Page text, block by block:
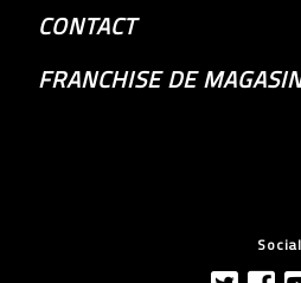
CONTACT
FRANCHISE DE
Social